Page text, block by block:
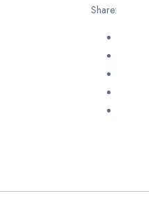
Share: